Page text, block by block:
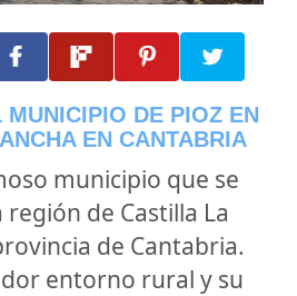
MUNICIPIO DE PIOZ EN
EN CANTABRIA
municipio que se
de Castilla La
de Cantabria.
entorno rural y su